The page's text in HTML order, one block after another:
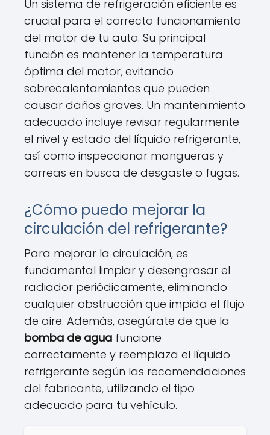
Un sistema de refrigeración eficiente es
crucial para el correcto funcionamiento
del motor de tu auto. Su principal
función es mantener la temperatura
óptima del motor, evitando
sobrecalentamientos que pueden
causar daños graves. Un mantenimiento
adecuado incluye revisar regularmente
el nivel y estado del líquido refrigerante,
así como inspeccionar mangueras y
correas en busca de desgaste o fugas.
¿Cómo puedo mejorar la
circulación del refrigerante?
Para mejorar la circulación, es
fundamental limpiar y desengrasar el
radiador periódicamente, eliminando
cualquier obstrucción que impida el flujo
de aire. Además, asegúrate de que la
bomba de agua funcione
correctamente y reemplaza el líquido
refrigerante según las recomendaciones
del fabricante, utilizando el tipo
adecuado para tu vehículo.